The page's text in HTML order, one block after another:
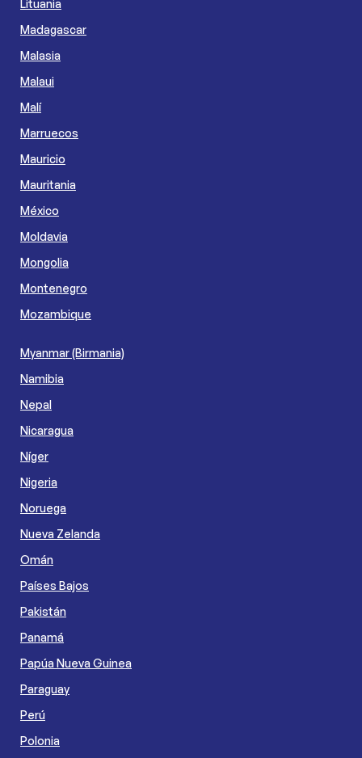
Lituania
Madagascar
Malasia
Malaui
Malí
Marruecos
Mauricio
Mauritania
México
Moldavia
Mongolia
Montenegro
Mozambique
Myanmar (Birmania)
Namibia
Nepal
Nicaragua
Níger
Nigeria
Noruega
Nueva Zelanda
Omán
Países Bajos
Pakistán
Panamá
Papúa Nueva Guinea
Paraguay
Perú
Polonia